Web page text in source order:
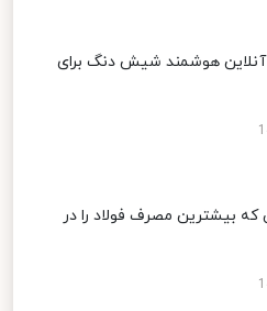
آنلاین هوشمند شیش دنگ برای
بیشترین مصرف فولاد را در